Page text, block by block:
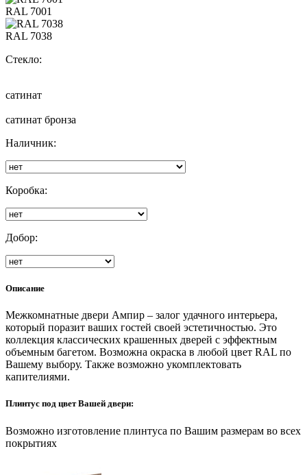
RAL 7001
RAL 7038
Стекло:
сатинат
сатинат бронза
Наличник:
Коробка:
Добор:
Описание
Межкомнатные двери Ампир – залог удачного интерьера,
который поразит ваших гостей своей эстетичностью. Это
коллекция классических крашенных дверей с эффектным
объемным багетом. Возможна окраска в любой цвет RAL по
Вашему выбору. Также возможно укомплектовать
капителиями.
Плинтус под цвет Вашей двери:
Возможно изготовление плинтуса по Вашим размерам во всех
покрытиях